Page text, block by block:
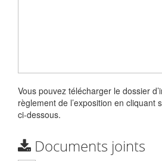
Vous pouvez télécharger le dossier
règlement de l’exposition en cliquant
ci-dessous.
Documents joints